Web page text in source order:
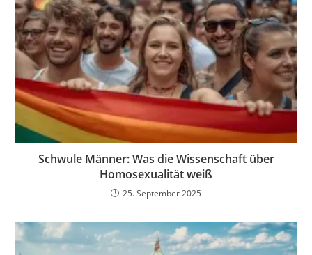
Schwule Männer: Was die Wissenschaft über
Homosexualität weiß
25. September 2025